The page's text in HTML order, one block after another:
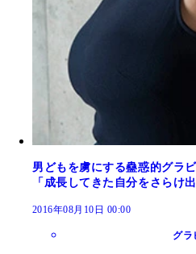
男どもを虜にする蠱惑的グラ
「成長してきた自分をさらけ
2016年08月10日 00:00
グラ